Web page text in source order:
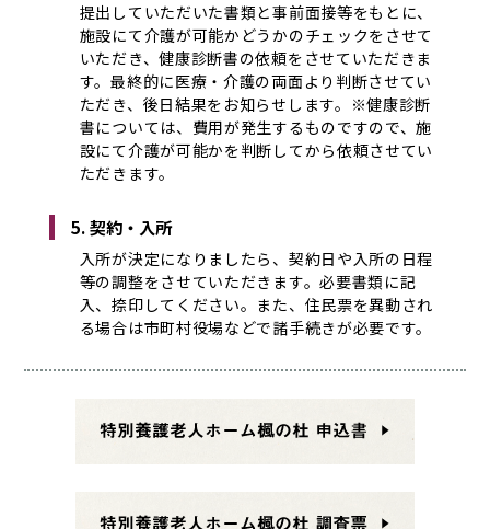
提出していただいた書類と事前面接等をもとに、
施設にて介護が可能かどうかのチェックをさせて
いただき、健康診断書の依頼をさせていただきま
す。最終的に医療・介護の両面より判断させてい
ただき、後日結果をお知らせします。※健康診断
書については、費用が発生するものですので、施
設にて介護が可能かを判断してから依頼させてい
ただきます。
5. 契約・入所
入所が決定になりましたら、契約日や入所の日程
等の調整をさせていただきます。必要書類に記
入、捺印してください。また、住民票を異動され
る場合は市町村役場などで諸手続きが必要です。